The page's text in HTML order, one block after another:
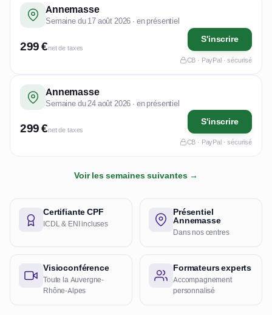
Annemasse
Semaine du 17 août 2026 · en présentiel
299 €net de taxes
S'inscrire
CB · PayPal · sécurisé
Annemasse
Semaine du 24 août 2026 · en présentiel
299 €net de taxes
S'inscrire
CB · PayPal · sécurisé
Voir les semaines suivantes →
Certifiante CPF
ICDL & ENI incluses
Présentiel
Annemasse
Dans nos centres
Visioconférence
Toute la Auvergne-
Rhône-Alpes
Formateurs experts
Accompagnement
personnalisé